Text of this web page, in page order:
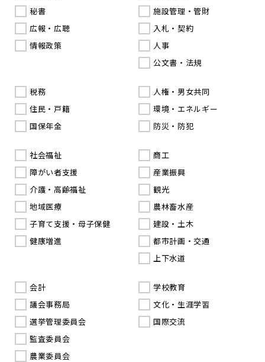
秘書
広報・広聴
情報政策
施設管理・管財
入札・契約
人事
公文書・法規
税務
住民・戸籍
国保年金
人権・男女共同
環境・エネルギー
防災・防犯
社会福祉
障がい者支援
介護・高齢福祉
地域医療
子育て支援・母子保健
健康増進
商工
産業振興
観光
農林畜水産
建設・土木
都市計画・交通
上下水道
会計
議会事務局
選挙管理委員会
監査委員会
農業委員会
学校教育
文化・生涯学習
国際交流